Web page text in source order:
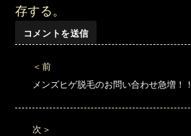
存する。
ゲ
前
の
メンズヒゲ脱毛のお問い合わせ急増！！
次